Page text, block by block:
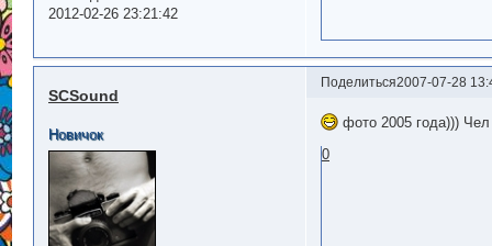
2012-02-26 23:21:42
Поделиться2007-07-28
SCSound
Новичок
фото 2005 года)))
0